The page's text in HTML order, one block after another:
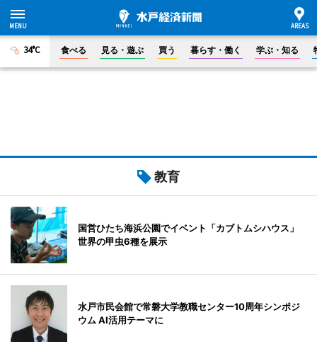
34°C 食べる 見る・遊ぶ 買う 暮らす・働く 学ぶ・知る
教育
国営ひたち海浜公園でイベント「カブトムシハウス」
世界の甲虫6種を展示
水戸市民会館で常磐大学教職センター10周年シンポジ
ウム AI活用テーマに